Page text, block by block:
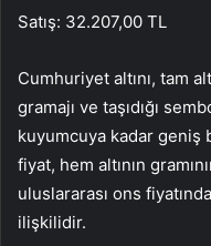
Satış: 32.207,00 TL
Cumhuriyet altını, tam
gramajı ve taşıdığı
kuyumcuya kadar geniş
fiyat, hem altının
uluslararası ons
ilişkilidir.